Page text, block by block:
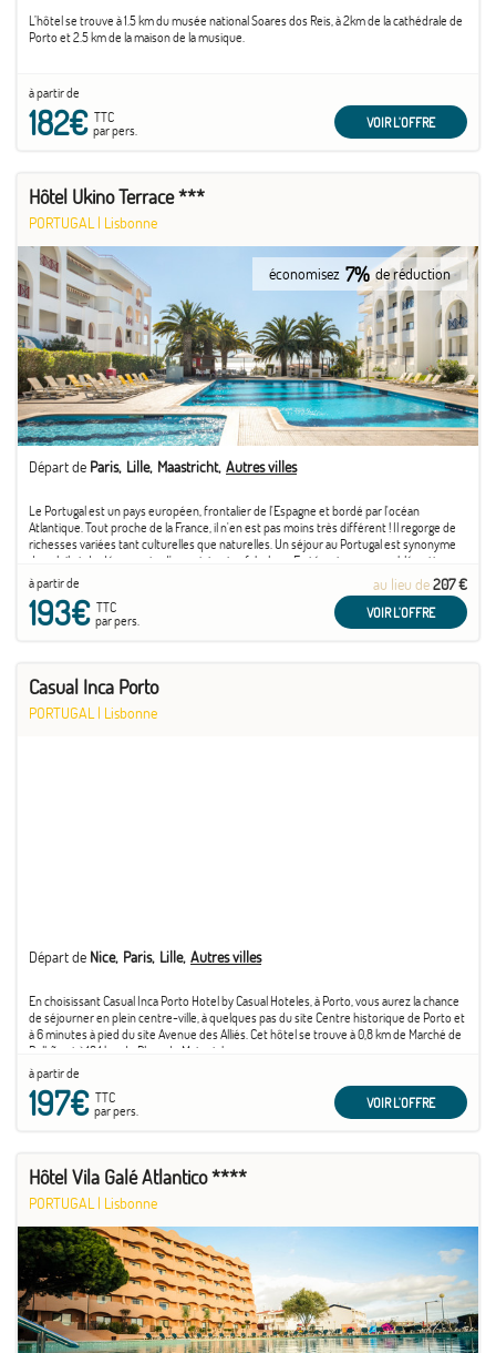
L’hôtel se trouve à 1.5 km du musée national Soares dos Reis, à 2km de la cathédrale de
Porto et 2.5 km de la maison de la musique.
à partir de
182€TTC
par pers.
VOIR L'OFFRE
Hôtel Ukino Terrace ***
PORTUGAL | Lisbonne
économisez 7% de réduction
Départ de Paris Lille Maastricht Autres villes
Le Portugal est un pays européen, frontalier de l'Espagne et bordé par l'océan
Atlantique. Tout proche de la France, il n'en est pas moins très différent ! Il regorge de
richesses variées tant culturelles que naturelles. Un séjour au Portugal est synonyme
de soleil et de découverte d'un patrimoine fabuleux. En témoigne son emblématique
capitale ...
à partir de
193€TTC
par pers.
au lieu de207 €
VOIR L'OFFRE
Casual Inca Porto
PORTUGAL | Lisbonne
Départ de Nice Paris Lille Autres villes
En choisissant Casual Inca Porto Hotel by Casual Hoteles, à Porto, vous aurez la chance
de séjourner en plein centre-ville, à quelques pas du site Centre historique de Porto et
à 6 minutes à pied du site Avenue des Alliés. Cet hôtel se trouve à 0,8 km de Marché de
Bolhão et à 18,1 km de Plage de Matosinhos.
à partir de
197€TTC
par pers.
VOIR L'OFFRE
Hôtel Vila Galé Atlantico ****
PORTUGAL | Lisbonne